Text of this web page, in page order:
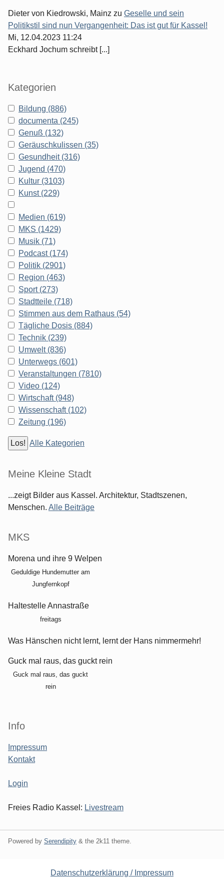
Dieter von Kiedrowski, Mainz zu Geselle und sein
Politikstil sind nun Vergangenheit: Das ist gut für Kassel!
Mi, 12.04.2023 11:24
Eckhard Jochum schreibt [...]
Kategorien
Bildung (886)
documenta (245)
Genuß (132)
Geräuschkulissen (35)
Gesundheit (316)
Jugend (470)
Kultur (3103)
Kunst (229)
Medien (619)
MKS (1429)
Musik (71)
Podcast (174)
Politik (2901)
Region (463)
Sport (273)
Stadtteile (718)
Stimmen aus dem Rathaus (54)
Tägliche Dosis (884)
Technik (239)
Umwelt (836)
Unterwegs (601)
Veranstaltungen (7810)
Video (124)
Wirtschaft (948)
Wissenschaft (102)
Zeitung (196)
Alle Kategorien
Meine Kleine Stadt
...zeigt Bilder aus Kassel. Architektur, Stadtszenen,
Menschen. Alle Beiträge
MKS
Morena und ihre 9 Welpen
Geduldige Hundemutter am
Jungfernkopf
Haltestelle Annastraße
freitags
Was Hänschen nicht lernt, lernt der Hans nimmermehr!
Guck mal raus, das guckt rein
Guck mal raus, das guckt
rein
Info
Impressum
Kontakt
Login
Freies Radio Kassel: Livestream
Powered by Serendipity & the 2k11 theme.
Datenschutzerklärung / Impressum